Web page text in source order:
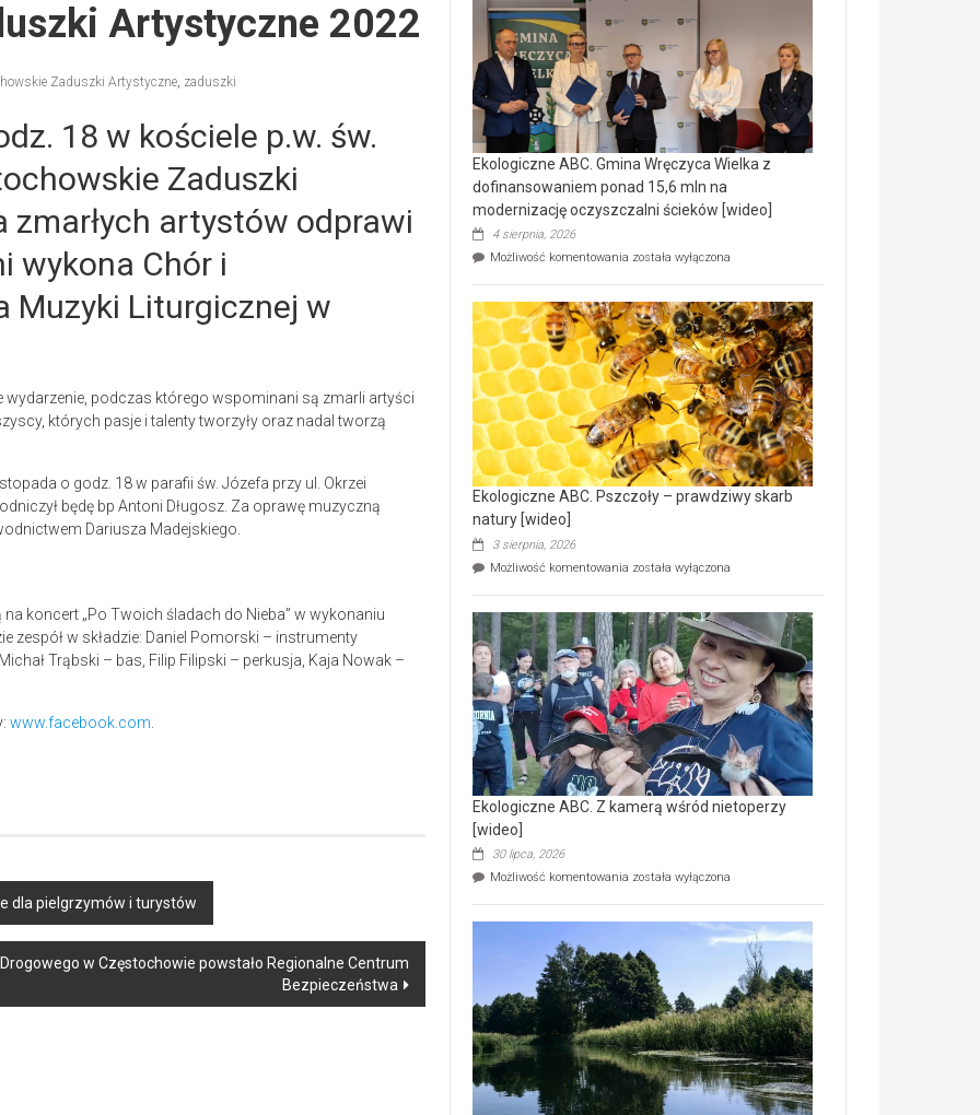
Artystyczne 2022
Zaduszki Artystyczne, zaduszki
18 w kościele p.w. św.
Zaduszki
zmarłych artystów odprawi
wykona Chór i
Muzyki Liturgicznej w
podczas którego wspominani są zmarli artyści
których pasje i talenty tworzyły oraz nadal tworzą
o godz. 18 w parafii św. Józefa przy ul. Okrzei
będę bp Antoni Długosz. Za oprawę muzyczną
Dariusza Madejskiego.
koncert „Po Twoich śladach do Nieba” w wykonaniu
zespół w składzie: Daniel Pomorski – instrumenty
Trąbski – bas, Filip Filipski – perkusja, Kaja Nowak –
www.facebook.com.
dla pielgrzymów i turystów
w Częstochowie powstało Regionalne Centrum
Bezpieczeństwa
Ekologiczne ABC. Gmina Wręczyca Wielka z
dofinansowaniem ponad 15,6 mln na
modernizację oczyszczalni ścieków [wideo]
4 sierpnia, 2026
Możliwość komentowania Ekologiczne
Wręczyca
Wielka
z
dofinansowaniem
ponad
15,6
mln
na
modernizację
oczyszczalni
ścieków
[wideo]
została wyłączona
Ekologiczne ABC. Pszczoły – prawdziwy skarb
natury [wideo]
3 sierpnia, 2026
Możliwość komentowania Ekologiczne
–
prawdziwy
skarb
natury
[wideo]
została wyłączona
Ekologiczne ABC. Z kamerą wśród nietoperzy
[wideo]
30 lipca, 2026
Możliwość komentowania Ekologiczne
wśród
nietoperzy
[wideo]
została wyłączona